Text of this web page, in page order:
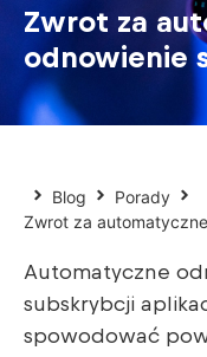
Zwrot za
odnowienie
Blog
Porady
Zwrot za
Automatyczne
subskrybcji
spowodować